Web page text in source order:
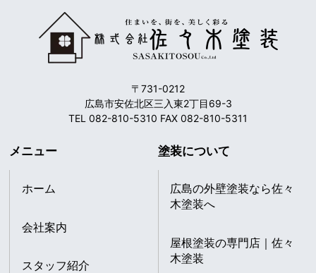
〒731-0212
広島市安佐北区三入東2丁目69-3
TEL 082-810-5310 FAX 082-810-5311
メニュー
ホーム
会社案内
スタッフ紹介
塗装について
広島の外壁塗装なら佐々
木塗装へ
屋根塗装の専門店｜佐々
木塗装